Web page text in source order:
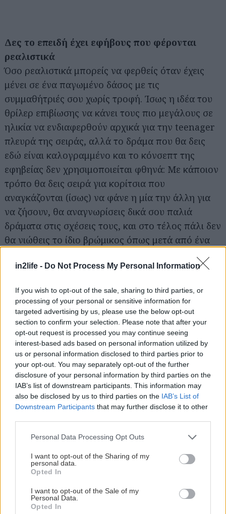
in2life - Do Not Process My Personal Information
If you wish to opt-out of the sale, sharing to third parties, or
processing of your personal or sensitive information for
targeted advertising by us, please use the below opt-out
section to confirm your selection. Please note that after your
opt-out request is processed you may continue seeing
interest-based ads based on personal information utilized by
us or personal information disclosed to third parties prior to
your opt-out. You may separately opt-out of the further
disclosure of your personal information by third parties on the
IAB’s list of downstream participants. This information may
also be disclosed by us to third parties on the IAB’s List of
Downstream Participants that may further disclose it to other
Please note that this website/app uses one or more Google
not limited to your visit or usage behaviour. You may click to
grant or deny consent to Google and its third-party tags to
use your data for below specified purposes in below Google
consent section.
Personal Data Processing Opt Outs
I want to opt-out of the Sharing of my
personal data.
Opted In
I want to opt-out of the Sale of my
Personal Data.
Opted In
Δες το επειδή έχει εφήβους που φέρονται
ρεαλιστικά
Όσο ρεαλιστικά μπορείς να φερθείς όταν έχεις
μένει σε ένα παγωμένο δάσος με τις
συμμαθήτριές σου χωρίς τροφή. Ίσως η ιδέα του
θρίλερ επιβίωσης να κάνει τους πιο μεγάλους σε
ηλικία να ενδιαφερθούν αρχικά για την teenager
πλευρά της σειράς, αλλά το δράμα που θα δεις
εδώ είναι καλογραμμένο και το κόνσεπτ της
εφηβείας δεν χρησιμοποιείται φθηνά: Με κάποιον
τρόπο θα δεις σειρά για κορίτσια που
αναγκάζονται (ίσως) να φάνε η μία την άλλη για
να ζήσουν, θα αναγνωρίσεις δικά σου παλιά
δράματα στις σχέσεις τους, και στο τέλος πάλι δεν
θα νιώθεις το ίδιο βρώμικος όπως μετά από ένα
Όσο και να προσπαθήσεις, δεν θα φτιάξεις
καλύτερη 90s playlist απόαυτή.
Δες το επειδή υπάρχει ξεκάθαρο πλάνο
Τουλάχιστον αυτό δηλώνουν οι δημιουργοί, που
έχουν οραματιστεί μια ιστορία που θα τελειώσει
στις πέντε σεζόν. Τα νούμερα και οι κριτικές μέχρι
στιγμής δείχνουν ότι πέντε σεζόν θα φτάνουν με
άνεση. Το μόνο πρόβλημα είναι πως το κανάλι δεν
έχει και το καλύτερο ιστορικό στο να τελειώνει
σειρές όταν πρέπει (Homeland, Dexter, Weeds).
Δες το αργά, επειδή μόνο έτσι μπορείς
Το πιο μεγάλο αβαντάζ σε μια σειρά μυστηρίου
είναι να σου δίνει χρόνο να το σκεφτείς. Να
βγάλεις τις δικές σου θεωρίες, να χωθείς κι εσύ
Αναζήτηση
για...